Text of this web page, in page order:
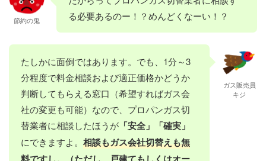
節約の鬼
る必要あるのー！？めんどくなーい！？
たしかに面倒ではあります。でも、1分～3
分程度で料金相談および適正価格かどうか
判断してもらえる窓口（希望すればガス会
社の変更も可能）なので、プロパンガス切
替業者に相談したほうが 「安全」「確実」
にできますよ。 相談もガス会社切替えも無
ガス販売員
キジ